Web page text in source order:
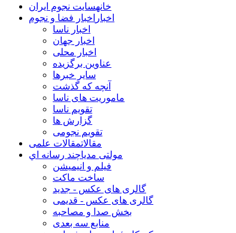
خانهسایت نجوم ایران
اخبار اخبار فضا و نجوم
اخبار ناسا
اخبار جهان
اخبار محلی
عناوین برگزیده
سایر خبرها
آنچه که گذشت
ماموریت های ناسا
تقویم ناسا
گزارش ها
تقویم نجومی
مقالاتمقالات علمی
مولتی مدیاچند رسانه اي
فیلم و انیمیشن
ساخت ماکت
گالری های عکس - جدید
گالری های عکس - قدیمی
بخش صدا و مصاحبه
منابع سه بعدی